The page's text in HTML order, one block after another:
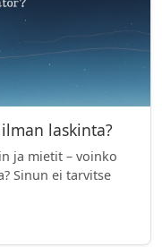
laskinta?
ja mietit – voinko
Sinun ei tarvitse